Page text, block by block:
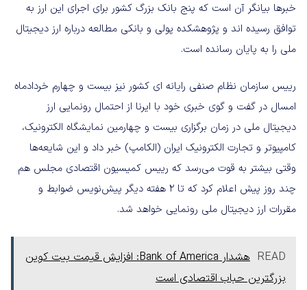
خبرها بیانگر آن است که پنج بانک بزرگ کشور برای اجرای این ارز به
توافق رسیده اند و پژوهشکده پولی و بانکی مطالعه درباره ارز دیجیتال
ملی را به پایان رسانده است.
رییس سازمان نظام صنفی رایانه ای کشور نیز بیست و چهارم خردادماه
امسال در گفت و گوی خبری خود با ایرنا از احتمال رونمایی ارز
دیجیتال ملی در زمان برگزاری بیست و چهارمین نمایشگاه الکترونیک،
کامپیوتر و تجارت الکترونیک ایران (الکامپ) خبر داد و این شایعه‌ها
وقتی بیشتر به قوت می‌رسد که رییس کمیسیون اقتصادی مجلس هم
چند روز پیش اعلام کرد که تا 2 هفته دیگر پیش‌نویس ضوابط و
مقررات ارز دیجیتال ملی رونمایی خواهد شد.
READ
هشدار Bank of America: افزایش قیمت بیت کوین
بزرگترین حبا‌ب‌ اقتصادی است